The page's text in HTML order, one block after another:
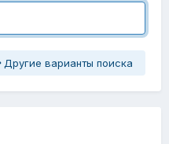
Другие варианты поиска